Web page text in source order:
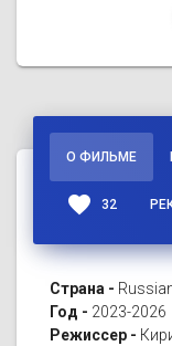
О ФИЛЬМЕ
favorite 32
Страна -
Год - 2023-2026
Режиссер -